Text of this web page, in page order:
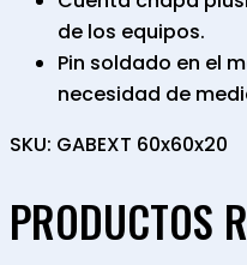
de los equipos.
Pin soldado en el
necesidad de
SKU: GABEXT 60x60x20
PRODUCTOS